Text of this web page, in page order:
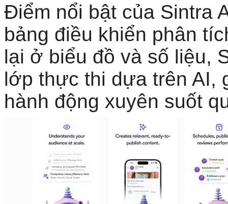
Điểm nổi bật của Sintra
bảng điều khiển phân
lại ở biểu đồ và số liệu,
lớp thực thi dựa trên AI,
hành động xuyên suốt